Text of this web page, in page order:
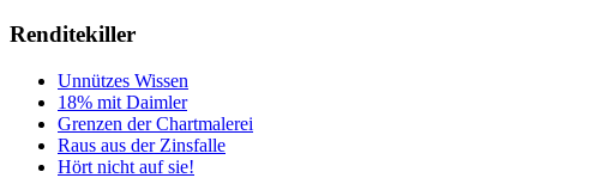
Renditekiller
Unnützes Wissen
18% mit Daimler
Grenzen der Chartmalerei
Raus aus der Zinsfalle
Hört nicht auf sie!